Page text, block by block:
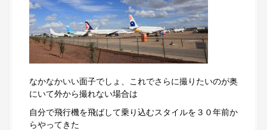
なかなかいい面子でしょ、これでさらに撮りたいのが奥
にいて外から撮れない場合は
自分で飛行機を飛ばして乗り込むスタイルを３０年前か
らやってきた